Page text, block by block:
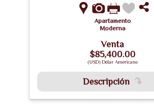
Apartamento
Moderna
Venta
$85,400.00
(USD) Dólar Americano
Descripción